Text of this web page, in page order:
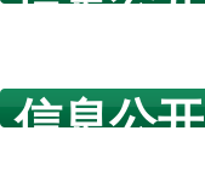
信息公开